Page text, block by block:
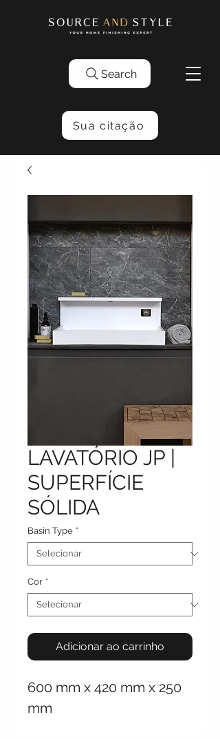
Search
Sua citação
LAVATÓRIO JP |
SUPERFÍCIE
SÓLIDA
Basin Type *
Cor *
Adicionar ao carrinho
600 mm x 420 mm x 250
mm